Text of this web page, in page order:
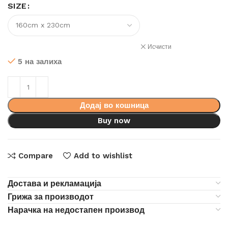
SIZE
Исчисти
5 на залиха
Додај во кошница
Buy now
Compare Add to wishlist
Достава и рекламација
Грижа за производот
Нарачка на недостапен производ